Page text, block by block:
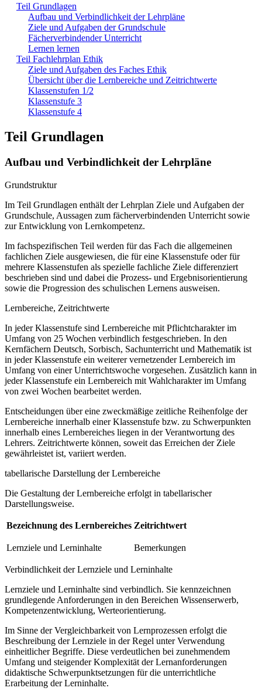
Teil Grundlagen
Aufbau und Verbindlichkeit der Lehrpläne
Ziele und Aufgaben der Grundschule
Fächerverbindender Unterricht
Lernen lernen
Teil Fachlehrplan Ethik
Ziele und Aufgaben des Faches Ethik
Übersicht über die Lernbereiche und Zeitrichtwerte
Klassenstufen 1/2
Klassenstufe 3
Klassenstufe 4
Teil Grundlagen
Aufbau und Verbindlichkeit der Lehrpläne
Grundstruktur
Im Teil Grundlagen enthält der Lehrplan Ziele und Aufgaben der
Grundschule, Aussagen zum fächerverbindenden Unterricht sowie
zur Entwicklung von Lernkompetenz.
Im fachspezifischen Teil werden für das Fach die allgemeinen
fachlichen Ziele ausgewiesen, die für eine Klassenstufe oder für
mehrere Klassenstufen als spezielle fachliche Ziele differenziert
beschrieben sind und dabei die Prozess- und Ergebnisorientierung
sowie die Progression des schulischen Lernens ausweisen.
Lernbereiche, Zeitrichtwerte
In jeder Klassenstufe sind Lernbereiche mit Pflichtcharakter im
Umfang von 25 Wochen verbindlich festgeschrieben. In den
Kernfächern Deutsch, Sorbisch, Sachunterricht und Mathematik ist
in jeder Klassenstufe ein weiterer vernetzender Lernbereich im
Umfang von einer Unterrichtswoche vorgesehen. Zusätzlich kann in
jeder Klassenstufe ein Lernbereich mit Wahlcharakter im Umfang
von zwei Wochen bearbeitet werden.
Entscheidungen über eine zweckmäßige zeitliche Reihenfolge der
Lernbereiche innerhalb einer Klassenstufe bzw. zu Schwerpunkten
innerhalb eines Lernbereiches liegen in der Verantwortung des
Lehrers. Zeitrichtwerte können, soweit das Erreichen der Ziele
gewährleistet ist, variiert werden.
tabellarische Darstellung der Lernbereiche
Die Gestaltung der Lernbereiche erfolgt in tabellarischer
Darstellungsweise.
Bezeichnung des Lernbereiches Zeitrichtwert
Lernziele und Lerninhalte Bemerkungen
Verbindlichkeit der Lernziele und Lerninhalte
Lernziele und Lerninhalte sind verbindlich. Sie kennzeichnen
grundlegende Anforderungen in den Bereichen Wissenserwerb,
Kompetenzentwicklung, Werteorientierung.
Im Sinne der Vergleichbarkeit von Lernprozessen erfolgt die
Beschreibung der Lernziele in der Regel unter Verwendung
einheitlicher Begriffe. Diese verdeutlichen bei zunehmendem
Umfang und steigender Komplexität der Lernanforderungen
didaktische Schwerpunktsetzungen für die unterrichtliche
Erarbeitung der Lerninhalte.